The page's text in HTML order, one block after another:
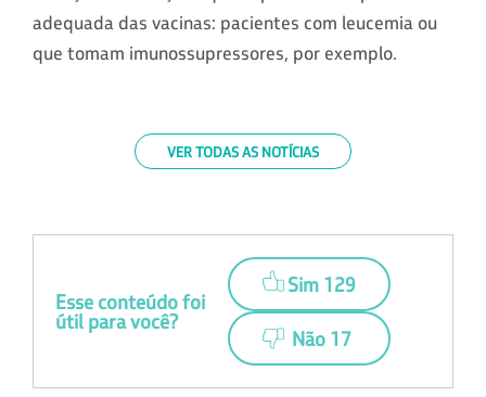
adequada das vacinas: pacientes com leucemia ou
que tomam imunossupressores, por exemplo.
VER TODAS AS NOTÍCIAS
Esse conteúdo foi
útil para você?
Sim 129
Não 17